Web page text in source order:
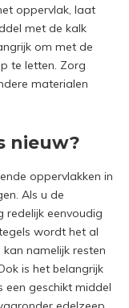
oppervlak, laat
met de kalk
om met de
te letten. Zorg
materialen
nieuw?
oppervlakken in
Als u de
eenvoudig
wordt het al
namelijk resten
is het belangrijk
geschikt middel